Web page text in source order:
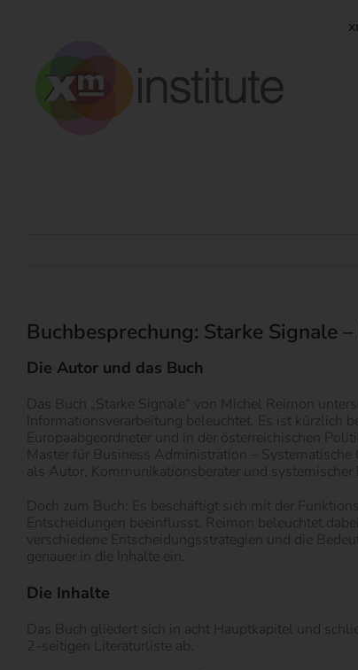
Buchbesprechung: Starke Signale
Die Autor und das Buch
Das Buch „Starke Signale“ von Michel Reimon
Informationsverarbeitung beleuchtet. Es ist
Europaabgeordneter und in der österreichischen
Master für Business Administration –
als Autor, Kommunikationsberater und systemischer
Doch zum Buch: Es beschäftigt sich mit der
Entscheidungen beeinflusst. Reimon beleuchtet
verschiedene Entscheidungsstrategien und die
genauer in die Inhalte ein.
Die Inhalte
Das Buch gliedert sich in acht Hauptkapitel und
2-seitigen Literaturliste ab.